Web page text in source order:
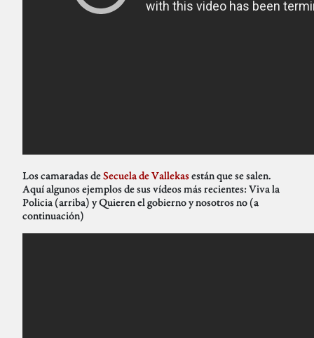
Los camaradas deSecuela de Vallekasestán que se salen.
Aquí algunos ejemplos de sus vídeos más recientes: Viva la
Policia (arriba) y Quieren el gobierno y nosotros no (a
continuación)